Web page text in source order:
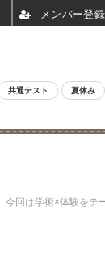
共通テスト 夏休み
回は学術×体験をテ